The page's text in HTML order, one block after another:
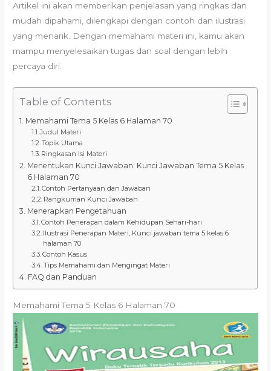
Artikel ini akan memberikan penjelasan yang ringkas dan
mudah dipahami, dilengkapi dengan contoh dan ilustrasi
yang menarik. Dengan memahami materi ini, kamu akan
mampu menyelesaikan tugas dan soal dengan lebih
percaya diri.
Table of Contents
Memahami Tema 5 Kelas 6 Halaman 70
Judul Materi
Topik Utama
Ringkasan Isi Materi
Menentukan Kunci Jawaban: Kunci Jawaban Tema 5 Kelas
6 Halaman 70
Contoh Pertanyaan dan Jawaban
Rangkuman Kunci Jawaban
Menerapkan Pengetahuan
Contoh Penerapan dalam Kehidupan Sehari-hari
Ilustrasi Penerapan Materi, Kunci jawaban tema 5 kelas 6
halaman 70
Contoh Kasus
Tips Memahami dan Mengingat Materi
FAQ dan Panduan
Memahami Tema 5 Kelas 6 Halaman 70